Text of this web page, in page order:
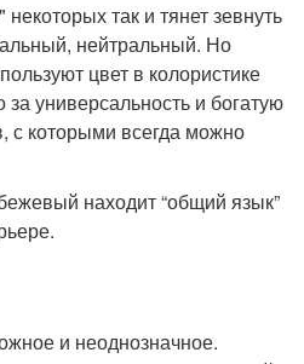
так и тянет зевнуть
нейтральный. Но
цвет в колористике
универсальность и богатую
с которыми всегда можно
находит “общий язык”
и неоднозначное.